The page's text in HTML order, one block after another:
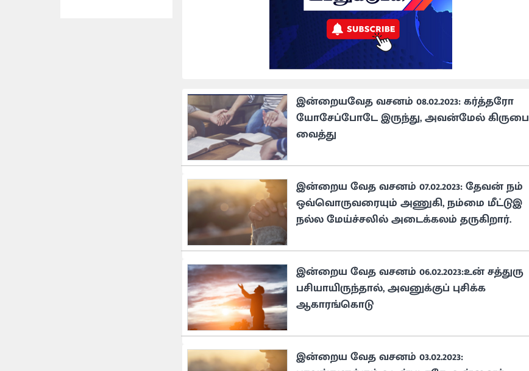
இன்றையவேத வசனம் 08.02.2023: கர்த்தரோ
யோசேப்போடே இருந்து, அவன்மேல் கிருபை
வைத்து
இன்றைய வேத வசனம் 07.02.2023: தேவன் நம்
ஒவ்வொருவரையும் அணுகி, நம்மை மீட்டுஇ
நல்ல மேய்ச்சலில் அடைக்கலம் தருகிறார்.
இன்றைய வேத வசனம் 06.02.2023:உன் சத்துரு
பசியாயிருந்தால், அவனுக்குப் புசிக்க
ஆகாரங்கொடு
இன்றைய வேத வசனம் 03.02.2023: